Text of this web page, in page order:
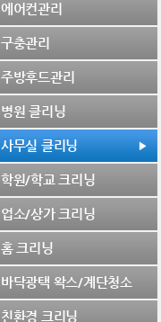
에어컨관리
구충관리
주방후드관리
병원 클리닝
사무실 클리닝
학원/학교 크리닝
업소/상가 크리닝
홈 크리닝
바닥광택 왁스/계단청소
친환경 크리닝